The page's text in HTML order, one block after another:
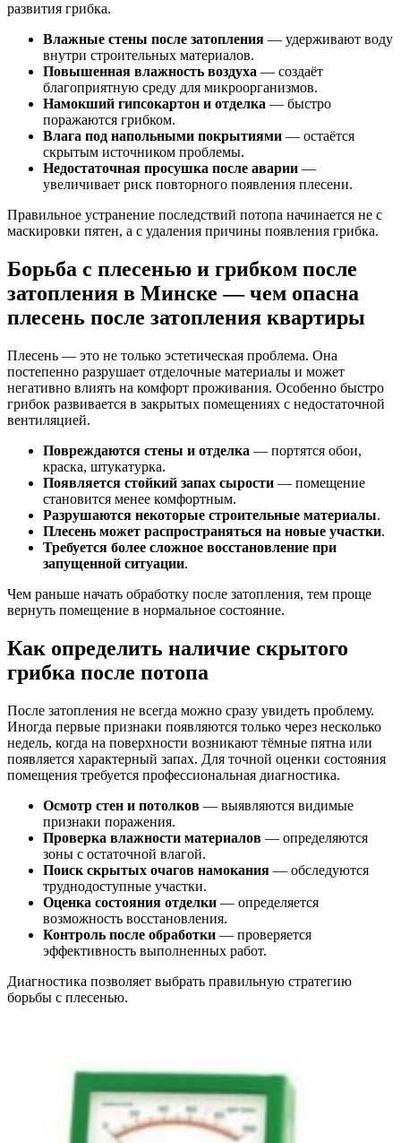
развития грибка.
Влажные стены после затопления — удерживают воду
внутри строительных материалов.
Повышенная влажность воздуха — создаёт
благоприятную среду для микроорганизмов.
Намокший гипсокартон и отделка — быстро
поражаются грибком.
Влага под напольными покрытиями — остаётся
скрытым источником проблемы.
Недостаточная просушка после аварии —
увеличивает риск повторного появления плесени.
Правильное устранение последствий потопа начинается не с
маскировки пятен, а с удаления причины появления грибка.
Борьба с плесенью и грибком после
затопления в Минске — чем опасна
плесень после затопления квартиры
Плесень — это не только эстетическая проблема. Она
постепенно разрушает отделочные материалы и может
негативно влиять на комфорт проживания. Особенно быстро
грибок развивается в закрытых помещениях с недостаточной
вентиляцией.
Повреждаются стены и отделка — портятся обои,
краска, штукатурка.
Появляется стойкий запах сырости — помещение
становится менее комфортным.
Разрушаются некоторые строительные материалы.
Плесень может распространяться на новые участки.
Требуется более сложное восстановление при
запущенной ситуации.
Чем раньше начать обработку после затопления, тем проще
вернуть помещение в нормальное состояние.
Как определить наличие скрытого
грибка после потопа
После затопления не всегда можно сразу увидеть проблему.
Иногда первые признаки появляются только через несколько
недель, когда на поверхности возникают тёмные пятна или
появляется характерный запах. Для точной оценки состояния
помещения требуется профессиональная диагностика.
Осмотр стен и потолков — выявляются видимые
признаки поражения.
Проверка влажности материалов — определяются
зоны с остаточной влагой.
Поиск скрытых очагов намокания — обследуются
труднодоступные участки.
Оценка состояния отделки — определяется
возможность восстановления.
Контроль после обработки — проверяется
эффективность выполненных работ.
Диагностика позволяет выбрать правильную стратегию
борьбы с плесенью.